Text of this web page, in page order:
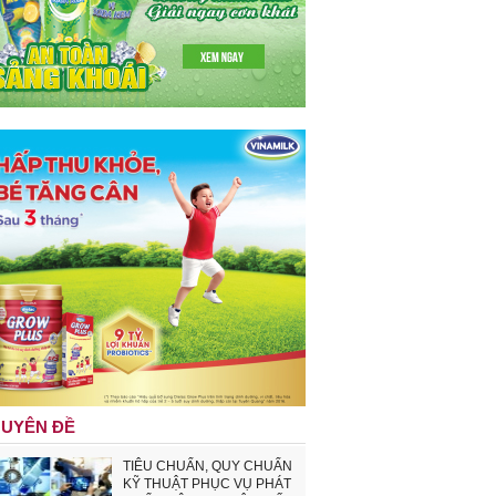
ĐỀ
TIÊU CHUẨN, QUY CHUẨN
KỸ THUẬT PHỤC VỤ PHÁT